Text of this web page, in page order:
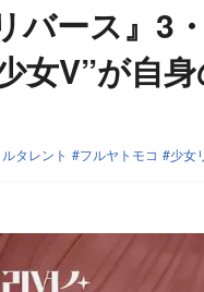
バース』
女V”が自
タレント フルヤトモコ 少女